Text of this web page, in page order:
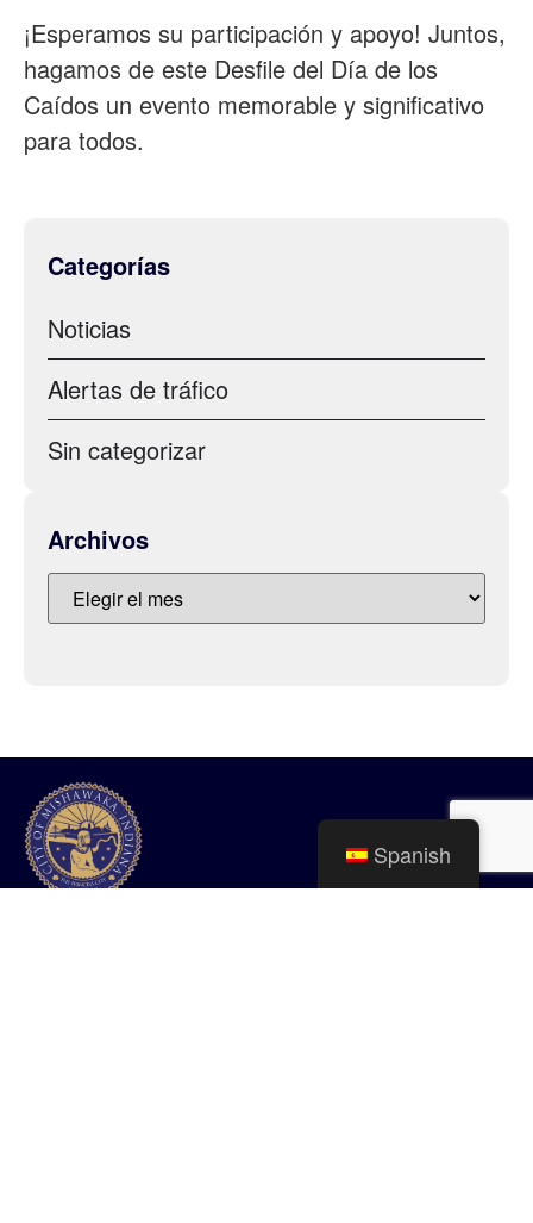
¡Esperamos su participación y apoyo! Juntos,
hagamos de este Desfile del Día de los
Caídos un evento memorable y significativo
para todos.
Categorías
Noticias
Alertas de tráfico
Sin categorizar
Archivos
Spanish